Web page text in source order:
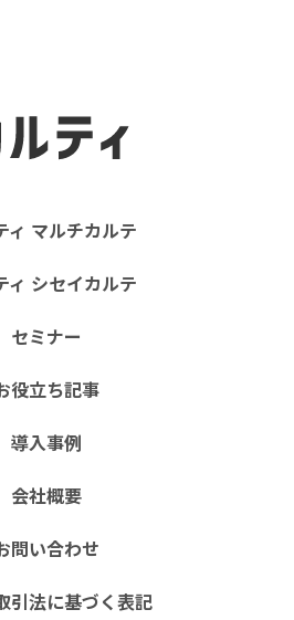
ィ マルチカルテ
ィ シセイカルテ
セミナー
役立ち記事
導入事例
会社概要
問い合わせ
引法に基づく表記